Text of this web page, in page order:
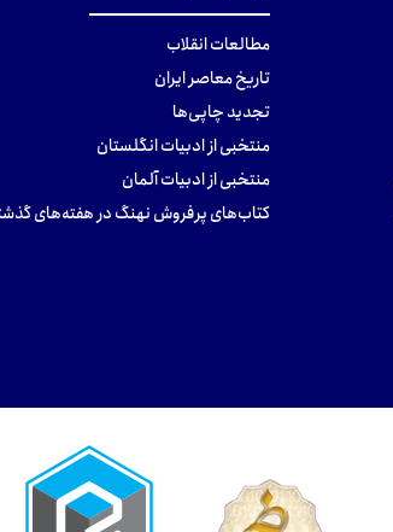
مطالعات انقلاب
تاریخ معاصر ایران
تجدید چاپی‌ها
منتخبی از ادبیات انگلستان
منتخبی از ادبیات آلمان
کتاب‌های پرفروش نهنگ در هفته‌های